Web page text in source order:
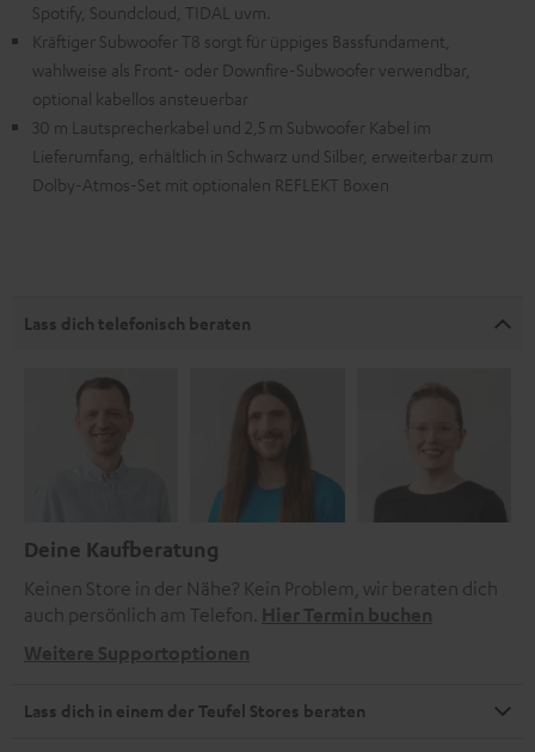
Spotify, Soundcloud, TIDAL uvm.
Kräftiger Subwoofer T8 sorgt für üppiges Bassfundament,
wahlweise als Front- oder Downfire-Subwoofer verwendbar,
optional kabellos ansteuerbar
30 m Lautsprecherkabel und 2,5 m Subwoofer Kabel im
Lieferumfang, erhältlich in Schwarz und Silber, erweiterbar zum
Dolby-Atmos-Set mit optionalen REFLEKT Boxen
Lass dich telefonisch beraten
Deine Kaufberatung
Keinen Store in der Nähe? Kein Problem, wir beraten dich
auch persönlich am Telefon. Hier Termin buchen
Weitere Supportoptionen
Lass dich in einem der Teufel Stores beraten